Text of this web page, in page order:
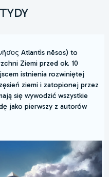
Atlantìs nēsos) to
Ziemi przed ok. 10
istnienia rozwiniętej
ziemi i zatopionej przez
się wywodzić wszystkie
jako pierwszy z autorów